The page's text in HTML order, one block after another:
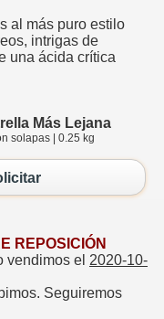
al más puro estilo
intrigas de
una ácida crítica
Más Lejana
solapas | 0.25 kg
REPOSICIÓN
vendimos el 2020-10-
Seguiremos